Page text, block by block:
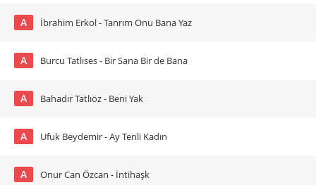
A İbrahim Erkol - Tanrım Onu Bana Yaz
A Burcu Tatlıses - Bir Sana Bir de Bana
A Bahadır Tatlıöz - Beni Yak
A Ufuk Beydemir - Ay Tenli Kadın
A Onur Can Özcan - İntihaşk